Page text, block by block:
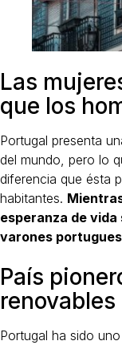
Las
que los
Portugal presenta
del mundo, pero lo
diferencia que ésta
habitantes.
esperanza de vida
varones
País
renovables
Portugal ha sido